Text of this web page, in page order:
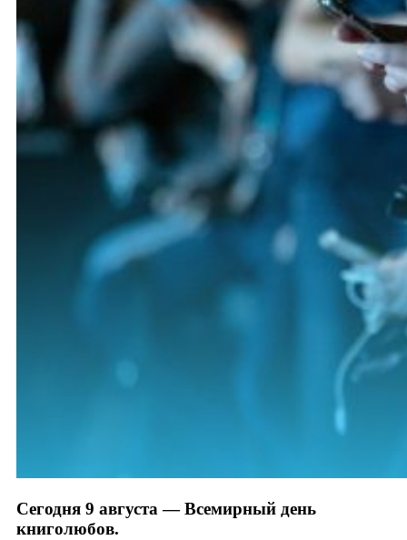
Сегодня 9 августа — Всемирный день
книголюбов.